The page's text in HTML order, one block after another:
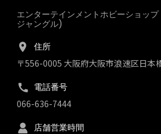
エンターテインメントホビーショッ
ジャングル)
住所
〒556-0005 大阪府大阪市浪速区日本
電話番号
066-636-7444
店舗営業時間